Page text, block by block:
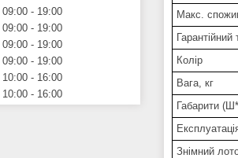
Макс.
Гарантійний
Колір
Вага, кг
Габарити
Знімний
09:00
19:00
09:00
19:00
09:00
19:00
09:00
19:00
10:00
16:00
10:00 16:00